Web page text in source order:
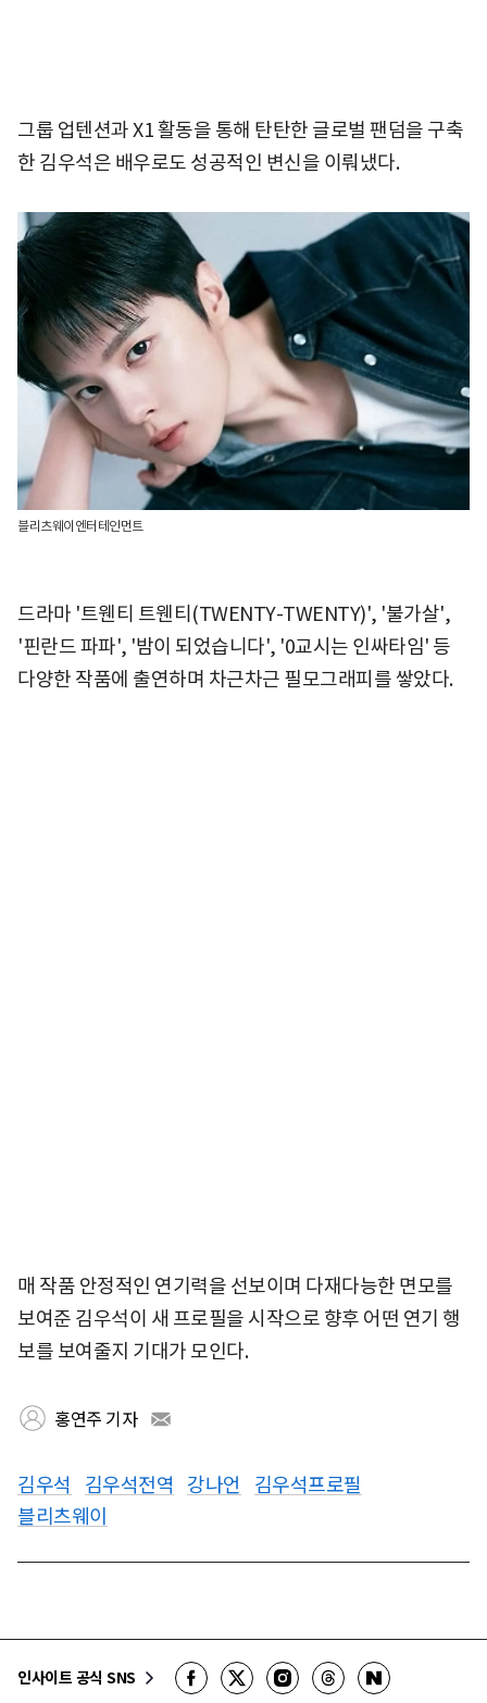
그룹 업텐션과 X1 활동을 통해 탄탄한 글로벌 팬덤을 구축
한 김우석은 배우로도 성공적인 변신을 이뤄냈다.
블리츠웨이엔터테인먼트
드라마 '트웬티 트웬티(TWENTY-TWENTY)', '불가살',
'핀란드 파파', '밤이 되었습니다', '0교시는 인싸타임' 등
다양한 작품에 출연하며 차근차근 필모그래피를 쌓았다.
매 작품 안정적인 연기력을 선보이며 다재다능한 면모를
보여준 김우석이 새 프로필을 시작으로 향후 어떤 연기 행
보를 보여줄지 기대가 모인다.
홍연주 기자
김우석 김우석전역 강나언
김우석프로필
블리츠웨이
인사이트 공식 SNS